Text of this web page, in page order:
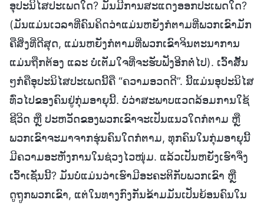
ອຸປະນິໄສປະເພດໃດ? ມັນມີການສະແດງອອກປະເພດໃດ?
(ມັນແມ່ນເວລາທີ່ຄົນຄິດວ່າແມ່ນຫຍັງກໍຕາມທີ່ພວກເຂົາມັກ
ຄືສິ່ງທີ່ດີສຸດ, ແມ່ນຫຍັງກໍຕາມທີ່ພວກເຂົາຈິນຕະນາການ
ແມ່ນຖືກຕ້ອງ ແລະ ບໍ່ເຕັມໃຈທີ່ຈະຮັບຟັງອີກຕໍ່ໄປ). ເວົ້າສັ້ນ
ໆກໍຄືອຸປະນິໄສປະເພດນີ້ຄື “ຄວາມອວດດີ”. ນີ້ແມ່ນອຸປະນິໄສ
ທົ່ວໄປຂອງຄົນຢູ່ກຸ່ມອາຍຸນີ້. ບໍ່ວ່າສະພາບແວດລ້ອມການໃຊ້
ຊີວິດ ຫຼື ປະຫວັດຂອງພວກເຂົາຈະເປັນແນວໃດກໍຕາມ ຫຼື
ພວກເຂົາຈະມາຈາກຮຸ່ນຄົນໃດກໍຕາມ, ທຸກຄົນໃນກຸ່ມອາຍຸນີ້
ມີຄວາມອະຫັງການໃນຊ່ວງໄວໜຸ່ມ. ແລ້ວເປັນຫຍັງເຮົາຈຶ່ງ
ເວົ້າເຊັ່ນນີ້? ມັນບໍ່ແມ່ນວ່າເຮົາມີອະຄະຕິກັບພວກເຂົາ ຫຼື
ດູຖູກພວກເຂົາ, ແຕ່ໃນທາງກົງກັນຂ້າມມັນເປັນຍ້ອນຄົນໃນ